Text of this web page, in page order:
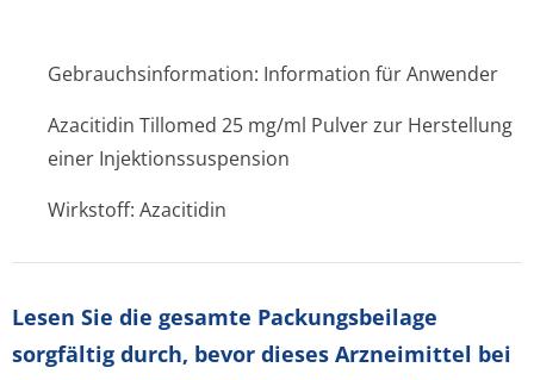
Gebrauchsinformation: Information für Anwender
Azacitidin Tillomed 25 mg/ml Pulver zur Herstellung
einer Injektionssuspension
Wirkstoff: Azacitidin
Lesen Sie die gesamte Packungsbeilage
sorgfältig durch, bevor dieses Arzneimittel bei